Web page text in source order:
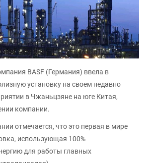
BASF (Германия) ввела в
установку на своем недавно
в Чжаньцзяне на юге Китая,
компании.
отмечается, что это первая в мире
использующая 100%
для работы главных